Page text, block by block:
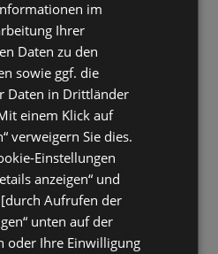
JONAS
Prospekte
Öffnungszeiten bei
im
Ihrer
Daten zu den
sowie ggf. die
Daten in Drittländer
einem Klick auf
verweigern Sie dies.
Einstellungen
anzeigen“ und
Aufrufen der
unten auf der
oder Ihre Einwilligung